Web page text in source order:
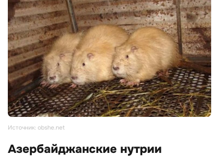
Источник: obshe.net
Азербайджанские нутрии